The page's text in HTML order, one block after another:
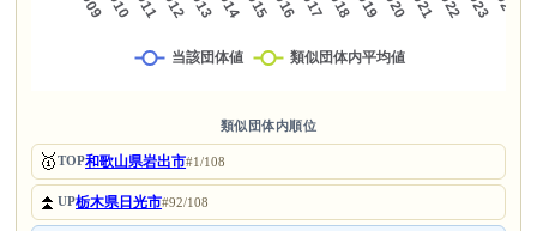
類似団体内順位
🥇TOP和歌山県岩出市#1/108
⏫UP栃木県日光市#92/108